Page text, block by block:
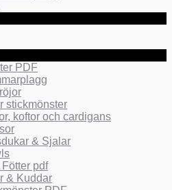
PDF
stickmönster
koftor och cardigans
& Sjalar
pdf
& Kuddar